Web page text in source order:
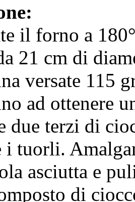
il forno a
21 cm di
versate 115
ad ottenere
due terzi di
i tuorli.
asciutta e
di